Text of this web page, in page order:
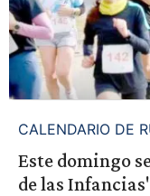
CALENDARIO DE
Este domingo
de las